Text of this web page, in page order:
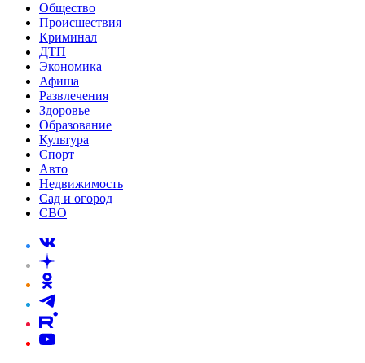
Общество
Происшествия
Криминал
ДТП
Экономика
Афиша
Развлечения
Здоровье
Образование
Культура
Спорт
Авто
Недвижимость
Сад и огород
СВО